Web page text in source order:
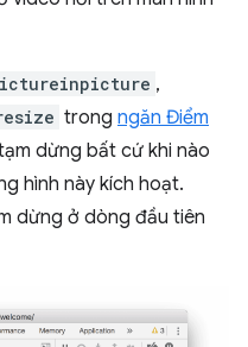
,
trong ngăn Điểm
dừng bất cứ khi nào
hình này kích hoạt.
dừng ở dòng đầu tiên